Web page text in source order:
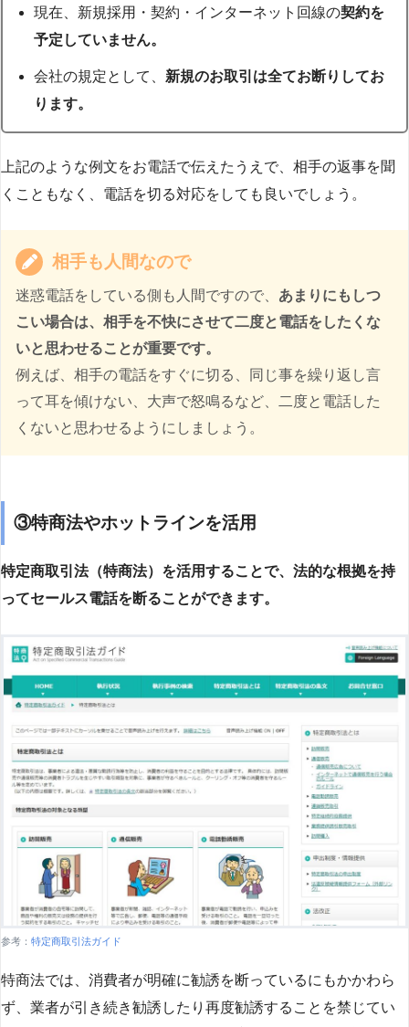
現在、新規採用・契約・インターネット回線の契約を
予定していません。
会社の規定として、 新規のお取引は全てお断りしてお
ります。
上記のような例文をお電話で伝えたうえで、相手の返事を聞
くこともなく、電話を切る対応をしても良いでしょう。
相手も人間なので
迷惑電話をしている側も人間ですので、 あまりにもしつ
こい場合は、相手を不快にさせて二度と電話をしたくな
いと思わせることが重要です。
例えば、相手の電話をすぐに切る、同じ事を繰り返し言
って耳を傾けない、大声で怒鳴るなど、二度と電話した
くないと思わせるようにしましょう。
③特商法やホットラインを活用
特定商取引法（特商法）を活用することで、法的な根拠を持
ってセールス電話を断ることができます。
参考： 特定商取引法ガイド
特商法では、消費者が明確に勧誘を断っているにもかかわら
ず、業者が引き続き勧誘したり再度勧誘することを禁じてい